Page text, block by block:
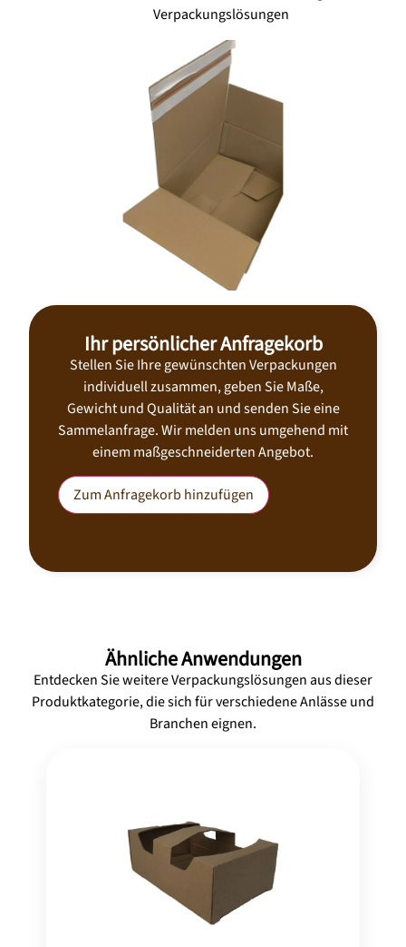
Verpackungslösungen
Ihr persönlicher Anfragekorb
Stellen Sie Ihre gewünschten Verpackungen
individuell zusammen, geben Sie Maße,
Gewicht und Qualität an und senden Sie eine
Sammelanfrage. Wir melden uns umgehend mit
einem maßgeschneiderten Angebot.
Zum Anfragekorb hinzufügen
Ähnliche Anwendungen
Entdecken Sie weitere Verpackungslösungen aus dieser
Produktkategorie, die sich für verschiedene Anlässe und
Branchen eignen.